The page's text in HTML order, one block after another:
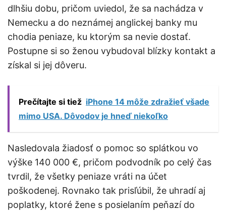
dlhšiu dobu, pričom uviedol, že sa nachádza v
Nemecku a do neznámej anglickej banky mu
chodia peniaze, ku ktorým sa nevie dostať.
Postupne si so ženou vybudoval blízky kontakt a
získal si jej dôveru.
Prečítajte si tiež iPhone 14 môže zdražieť všade
mimo USA. Dôvodov je hneď niekoľko
Nasledovala žiadosť o pomoc so splátkou vo
výške 140 000 €, pričom podvodník po celý čas
tvrdil, že všetky peniaze vráti na účet
poškodenej. Rovnako tak prisľúbil, že uhradí aj
poplatky, ktoré žene s posielaním peňazí do